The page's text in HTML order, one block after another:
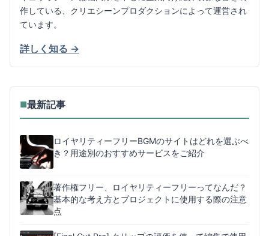
作している、クリエシーンプロダクションによって運営され
ています。
詳しく知る →
■最新記事
ロイヤリティーフリーBGMのサイトはどれを選ぶべ
き？用途別のおすすめサービスをご紹介
著作権フリー、ロイヤリティーフリーってなんだ？
基本的な考え方とプロジェクトに使用する際の注意
点